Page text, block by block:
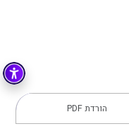
תחומים:
לכל מוצרי היצרן
הורדת PDF